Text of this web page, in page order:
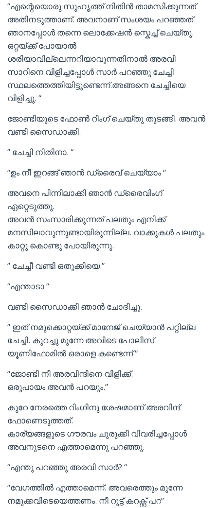
“എന്റെയൊരു സുഹൃത്ത് നിതിൻ താമസിക്കുന്നത്
അതിനടുത്താണ്. അവനാണ് സംശയം പറഞ്ഞത്
ഞാനപ്പോൾ തന്നെ ലൊക്കേഷൻ സ്കെച്ച് ചെയ്തു.
ഒറ്റയ്ക്ക് പോയാൽ
ശരിയാവില്ലെന്നറിയാവുന്നതിനാൽ അരവി
സാറിനെ വിളിച്ചപ്പോൾ സാർ പറഞ്ഞു ചേച്ചി
സ്ഥലത്തെത്തിയിട്ടുണ്ടെന്ന്.അങ്ങനെ ചേച്ചിയെ
വിളിച്ചു. “
ജോണ്ടിയുടെ ഫോൺ റിംഗ് ചെയ്തു തുടങ്ങി. അവൻ
വണ്ടി സൈഡാക്കി.
” ചേച്ചി നിതിനാ. “
“ഉം നീ ഇറങ്ങ് ഞാൻ ഡ്രൈവ് ചെയ്യാം “
അവനെ പിന്നിലാക്കി ഞാൻ ഡ്രൈവിംഗ്
ഏറ്റെടുത്തു.
അവൻ സംസാരിക്കുന്നത് പലതും എനിക്ക്
മനസിലാവുന്നുണ്ടായിരുന്നില്ല. വാക്കുകൾ പലതും
കാറ്റു കൊണ്ടു പോയിരുന്നു.
” ചേച്ചീ വണ്ടി ഒതുക്കിയെ.”
“എന്താടാ “
വണ്ടി സൈഡാക്കി ഞാൻ ചോദിച്ചു.
” ഇത് നമുക്കൊറ്റയ്ക്ക് മാനേജ് ചെയ്യാൻ പറ്റില്ല
ചേച്ചി. കുറച്ചു മുന്നേ അവിടെ പോലീസ്
യൂണിഫോമിൽ ഒരാളെ കണ്ടെന്ന് “
“ജോണ്ടി നീ അരവിന്ദിനെ വിളിക്ക്.
ഒരുപായം അവൻ പറയും.”
കുറേ നേരത്തെ റിംഗിനു ശേഷമാണ് അരവിന്ദ്
ഫോണെടുത്തത്.
കാര്യങ്ങളുടെ ഗൗരവം ചുരുക്കി വിവരിച്ചപ്പോൾ
അവനുടനെ എത്താമെന്നു പറഞ്ഞു.
“എന്തു പറഞ്ഞു അരവി സാർ? “
“വേഗത്തിൽ എത്താമെന്ന്. അവരെത്തും മുന്നേ
നമുക്കവിടെയെത്തണം. നീ റൂട്ട് കറക്റ്റ് പറ”